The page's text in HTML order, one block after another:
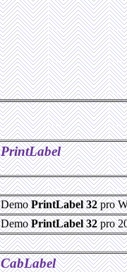
PrintLabel
DemoPrintLabel 32pro
DemoPrintLabel 32pro
CabLabel